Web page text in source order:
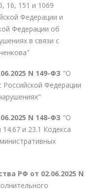
16, 151 и 1069
Федерации и
Федерации об
в связи с
N 149-ФЗ "О
Российской Федерации
N 148-ФЗ "О
и 23.1 Кодекса
РФ от 02.06.2025 N